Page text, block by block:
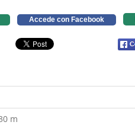
Accede con Facebook
m